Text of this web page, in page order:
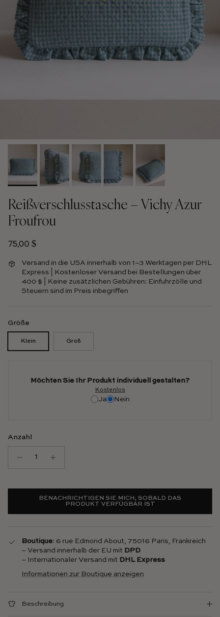
Reißverschlusstasche – Vichy Azur
Froufrou
Normalpreis
75,00 $
Versand in die USA innerhalb von 1–3 Werktagen per DHL
Express | Kostenloser Versand bei Bestellungen über
400 $ | Keine zusätzlichen Gebühren: Einfuhrzölle und
Steuern sind im Preis inbegriffen
Größe
Klein Groß
Möchten Sie Ihr Produkt individuell gestalten?
Kostenlos
Ja Nein
Anzahl
BENACHRICHTIGEN SIE MICH, SOBALD DAS
PRODUKT VERFÜGBAR IST
Boutique: 6 rue Edmond About, 75016 Paris, Frankreich
– Versand innerhalb der EU mit DPD
– Internationaler Versand mit DHL Express
Informationen zur Boutique anzeigen
Beschreibung